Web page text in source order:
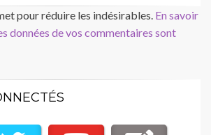
pour réduire les indésirables. En savoir
données de vos commentaires sont